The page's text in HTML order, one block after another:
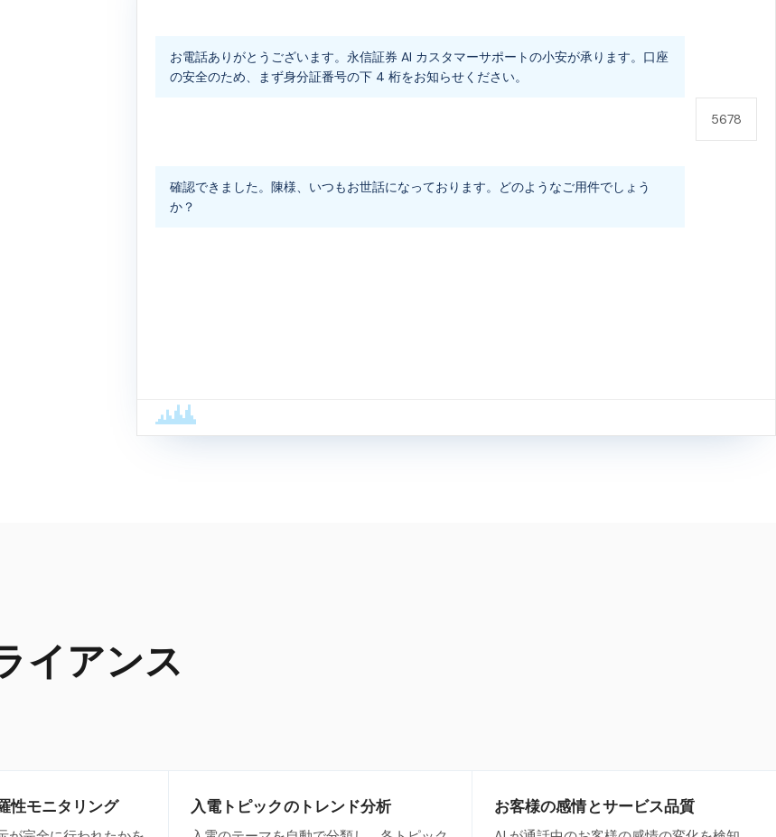
お電話ありがとうございます。永信証券 AI カスタマーサポートの小安が承ります。口座
の安全のため、まず身分証番号の下 4 桁をお知らせください。
5678
確認できました。陳様、いつもお世話になっております。どのようなご用件でしょう
か？
イアンス
性モニタリング 入電トピックのトレンド分析 お客様の感情とサービス品質